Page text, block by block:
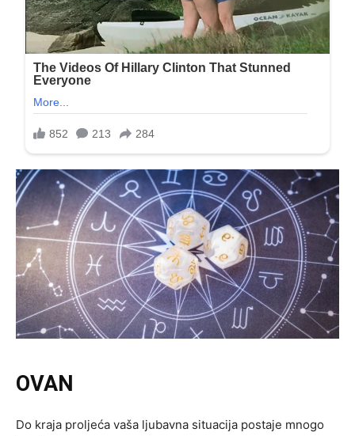
OVAN
Do kraja proljeća vaša ljubavna situacija postaje mnogo